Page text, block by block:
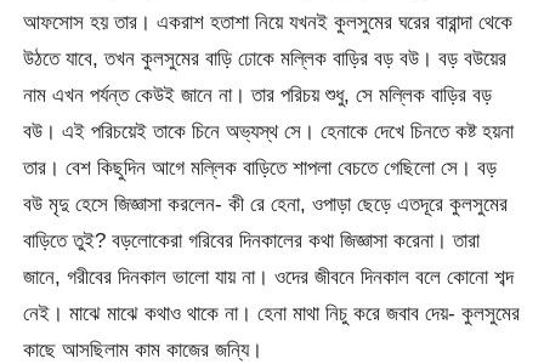
আফসোস হয় তার। একরাশ হতাশা নিয়ে যখনই কুলসুমের ঘরের বারান্দা থেকে
উঠতে যাবে, তখন কুলসুমের বাড়ি ঢোকে মল্লিক বাড়ির বড় বউ। বড় বউয়ের
নাম এখন পর্যন্ত কেউই জানে না। তার পরিচয় শুধু, সে মল্লিক বাড়ির বড়
বউ। এই পরিচয়েই তাকে চিনে অভ্যস্থ সে। হেনাকে দেখে চিনতে কষ্ট হয়না
তার। বেশ কিছুদিন আগে মল্লিক বাড়িতে শাপলা বেচতে গেছিলো সে। বড়
বউ মৃদু হেসে জিজ্ঞাসা করলেন- কী রে হেনা, ওপাড়া ছেড়ে এতদূরে কুলসুমের
বাড়িতে তুই? বড়লোকেরা গরিবের দিনকালের কথা জিজ্ঞাসা করেনা। তারা
জানে, গরীবের দিনকাল ভালো যায় না। ওদের জীবনে দিনকাল বলে কোনো শব্দ
নেই। মাঝে মাঝে কথাও থাকে না। হেনা মাথা নিচু করে জবাব দেয়- কুলসুমের
কাছে আসছিলাম কাম কাজের জন্যি।